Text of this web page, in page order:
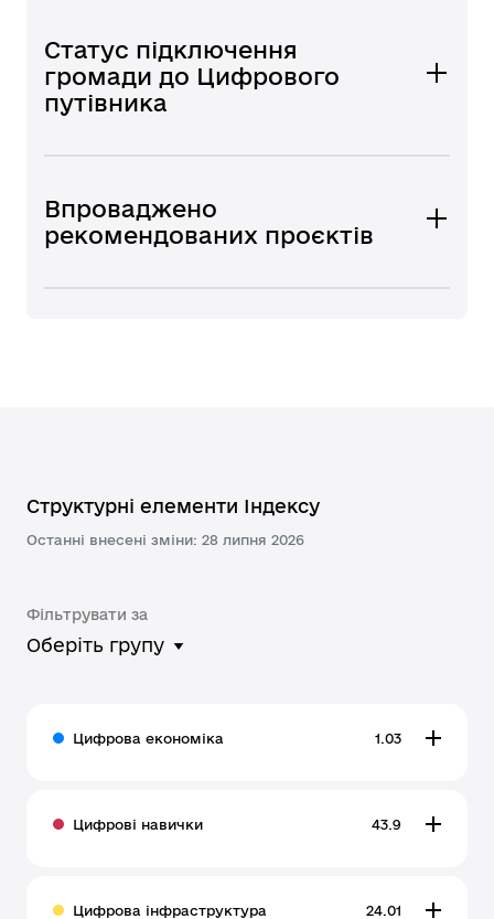
Статус підключення
громади до Цифрового
путівника
Впроваджено
рекомендованих проєктів
Структурні елементи Індексу
Останні внесені зміни: 28 липня 2026
Фільтрувати за
Оберіть групу
Цифрова економіка 1.03
Цифрові навички 43.9
Цифрова інфраструктура 24.01